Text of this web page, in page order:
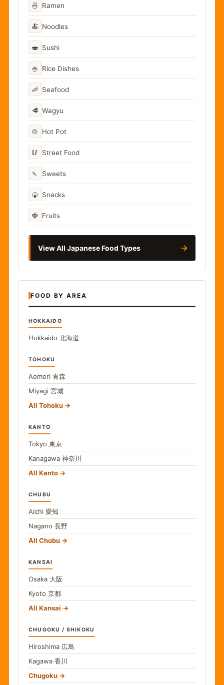
🍜 Ramen
🍝 Noodles
🍣 Sushi
🍚 Rice Dishes
🦐 Seafood
🥩 Wagyu
🍲 Hot Pot
🥢 Street Food
🍡 Sweets
🍘 Snacks
🍓 Fruits
View All Japanese Food Types →
FOOD BY AREA
HOKKAIDO
Hokkaido 北海道
TOHOKU
Aomori 青森
Miyagi 宮城
All Tohoku
KANTO
Tokyo 東京
Kanagawa 神奈川
All Kanto
CHUBU
Aichi 愛知
Nagano 長野
All Chubu
KANSAI
Osaka 大阪
Kyoto 京都
All Kansai
CHUGOKU / SHIKOKU
Hiroshima 広島
Kagawa 香川
Chugoku